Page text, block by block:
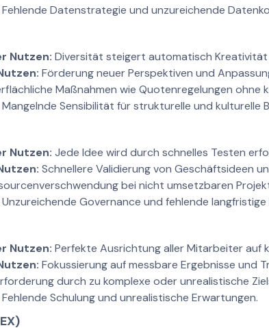
Fehlende Datenstrategie und unzureichende
Nutzen: Diversität steigert automatisch
Förderung neuer Perspektiven und
Maßnahmen wie Quotenregelungen ohne
Mangelnde Sensibilität für strukturelle und kulturelle
Nutzen: Jede Idee wird durch schnelles Testen
Schnellere Validierung von Geschäftsideen
bei nicht umsetzbaren
Unzureichende Governance und fehlende langfristige
Nutzen: Perfekte Ausrichtung aller Mitarbeiter auf
Fokussierung auf messbare Ergebnisse und
durch zu komplexe oder unrealistische
Fehlende Schulung und unrealistische Erwartungen.